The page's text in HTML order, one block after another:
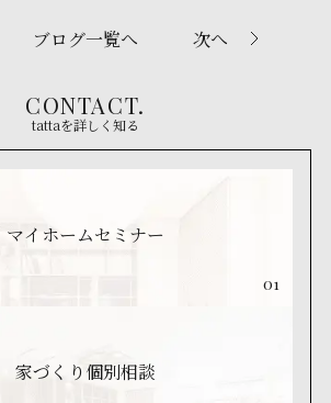
ブログ一覧へ 次へ
CONTACT.
tattaを詳しく知る
マイホームセミナー
01
家づくり個別相談